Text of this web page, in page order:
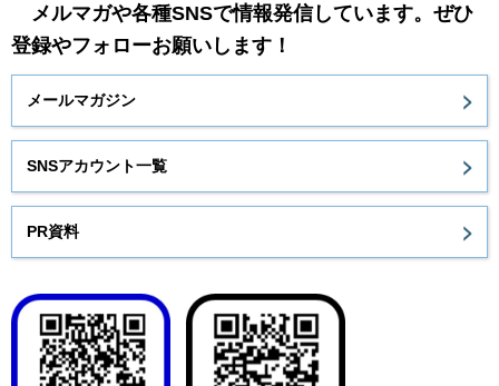
メルマガや各種SNSで情報発信しています。ぜひ
登録やフォローお願いします！
メールマガジン
SNSアカウント一覧
PR資料